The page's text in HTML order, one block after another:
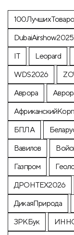
DubaiAirshow2025
IT
Leopard
WDS2026
Аврора
БПЛА
Вавилов
Газпром
ДРОНТЕХ2026
ДикаяПрирода
ЗРКБук